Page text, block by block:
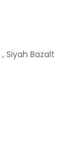
,Siyah Bazalt